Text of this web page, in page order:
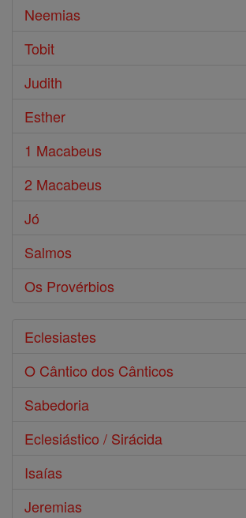
Neemias
Tobit
Judith
Esther
1 Macabeus
2 Macabeus
Jó
Salmos
Os Provérbios
Eclesiastes
O Cântico dos Cânticos
Sabedoria
Eclesiástico / Sirácida
Isaías
Jeremias